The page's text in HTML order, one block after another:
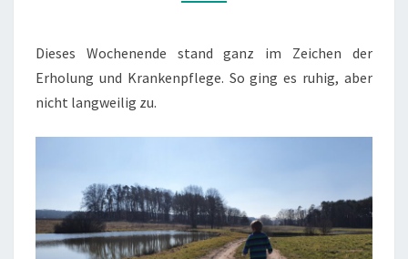
Dieses Wochenende stand ganz im Zeichen der
Erholung und Krankenpflege. So ging es ruhig, aber
nicht langweilig zu.